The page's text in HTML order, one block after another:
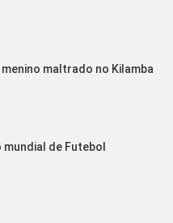
maltrado no Kilamba
mundial de Futebol